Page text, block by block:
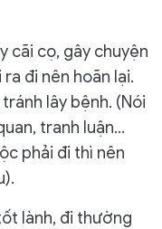
cãi cọ, gây chuyện
đi nên hoãn lại.
lây bệnh. (Nói
tranh luận…
phải đi thì nên
lành, đi thường